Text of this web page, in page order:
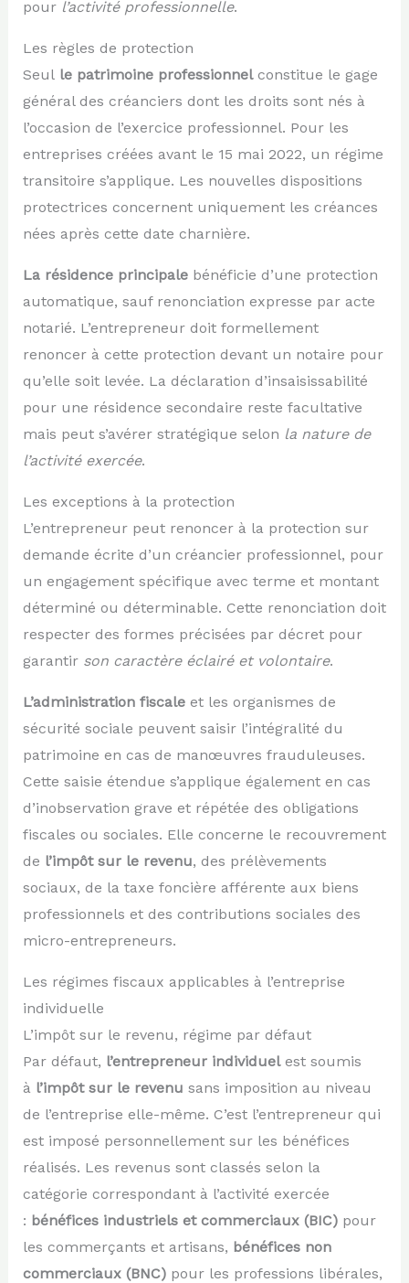
pour l’activité professionnelle.
Les règles de protection
Seul le patrimoine professionnelconstitue le gage
général des créanciers dont les droits sont nés à
l’occasion de l’exercice professionnel. Pour les
entreprises créées avant le 15 mai 2022, un régime
transitoire s’applique. Les nouvelles dispositions
protectrices concernent uniquement les créances
nées après cette date charnière.
La résidence principalebénéficie d’une protection
automatique, sauf renonciation expresse par acte
notarié. L’entrepreneur doit formellement
renoncer à cette protection devant un notaire pour
qu’elle soit levée. La déclaration d’insaisissabilité
pour une résidence secondaire reste facultative
mais peut s’avérer stratégique selon la nature de
l’activité exercée.
Les exceptions à la protection
L’entrepreneur peut renoncer à la protection sur
demande écrite d’un créancier professionnel, pour
un engagement spécifique avec terme et montant
déterminé ou déterminable. Cette renonciation doit
respecter des formes précisées par décret pour
garantir son caractère éclairé et volontaire.
L’administration fiscaleet les organismes de
sécurité sociale peuvent saisir l’intégralité du
patrimoine en cas de manœuvres frauduleuses.
Cette saisie étendue s’applique également en cas
d’inobservation grave et répétée des obligations
fiscales ou sociales. Elle concerne le recouvrement
de l’impôt sur le revenu, des prélèvements
sociaux, de la taxe foncière afférente aux biens
professionnels et des contributions sociales des
micro-entrepreneurs.
Les régimes fiscaux applicables à l’entreprise
individuelle
L’impôt sur le revenu, régime par défaut
Par défaut, l’entrepreneur individuelest soumis
à l’impôt sur le revenu sans imposition au niveau
de l’entreprise elle-même. C’est l’entrepreneur qui
est imposé personnellement sur les bénéfices
réalisés. Les revenus sont classés selon la
catégorie correspondant à l’activité exercée
: bénéfices industriels et commerciaux (BIC)pour
les commerçants et artisans, bénéfices non
commerciaux (BNC)pour les professions libérales,